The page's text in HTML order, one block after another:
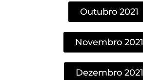
Outubro 2021
Novembro 2021
Dezembro 2021